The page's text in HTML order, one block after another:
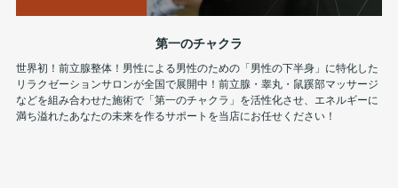
第一のチャクラ
世界初！前立腺整体！男性による男性のための「男性の下半身」に特化した
リラクゼーションサロンが全国で展開中！前立腺・睾丸・鼠蹊部マッサージ
などを組み合わせた施術で「第一のチャクラ」を活性化させ、エネルギーに
満ち溢れたあなたの未来を作るサポートを当店にお任せください！